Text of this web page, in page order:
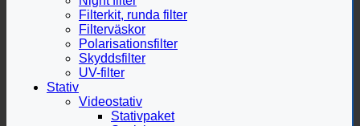
Filterkit, runda filter
Filterväskor
Polarisationsfilter
Skyddsfilter
UV-filter
Stativ
Videostativ
Stativpaket